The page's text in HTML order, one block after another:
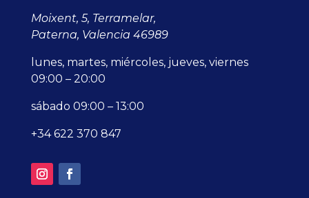
Moixent, 5, Terramelar,
Paterna, Valencia 46989
lunes, martes, miércoles, jueves, viernes
09:00 – 20:00
sábado 09:00 – 13:00
+34 622 370 847